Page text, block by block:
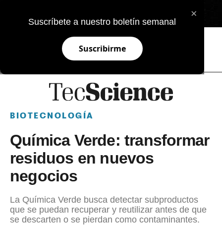
×
Suscríbete a nuestro boletín semanal
Suscribirme
BIOTECNOLOGÍA
Química Verde: transformar
residuos en nuevos
negocios
La Química Verde busca detectar subproductos
que se puedan recuperar y reutilizar antes de que
se descarten o se pierdan como contaminantes.